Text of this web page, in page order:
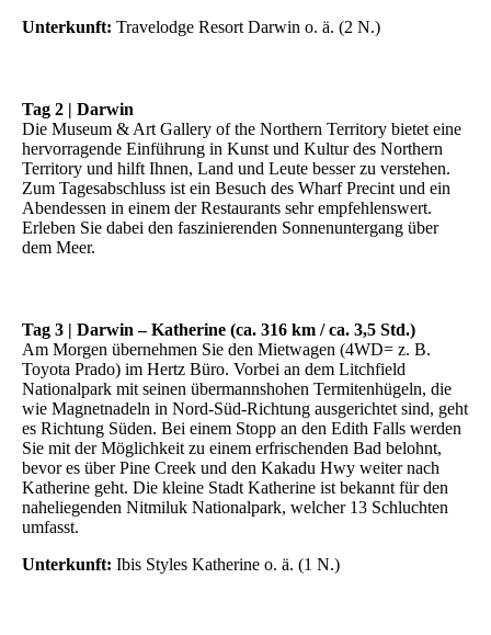
Unterkunft: Travelodge Resort Darwin o. ä. (2 N.)
Tag 2 | Darwin
Die Museum & Art Gallery of the Northern Territory bietet eine
hervorragende Einführung in Kunst und Kultur des Northern
Territory und hilft Ihnen, Land und Leute besser zu verstehen.
Zum Tagesabschluss ist ein Besuch des Wharf Precint und ein
Abendessen in einem der Restaurants sehr empfehlenswert.
Erleben Sie dabei den faszinierenden Sonnenuntergang über
dem Meer.
Tag 3 | Darwin – Katherine (ca. 316 km / ca. 3,5 Std.)
Am Morgen übernehmen Sie den Mietwagen (4WD= z. B.
Toyota Prado) im Hertz Büro. Vorbei an dem Litchfield
Nationalpark mit seinen übermannshohen Termitenhügeln, die
wie Magnetnadeln in Nord-Süd-Richtung ausgerichtet sind, geht
es Richtung Süden. Bei einem Stopp an den Edith Falls werden
Sie mit der Möglichkeit zu einem erfrischenden Bad belohnt,
bevor es über Pine Creek und den Kakadu Hwy weiter nach
Katherine geht. Die kleine Stadt Katherine ist bekannt für den
naheliegenden Nitmiluk Nationalpark, welcher 13 Schluchten
umfasst.
Unterkunft: Ibis Styles Katherine o. ä. (1 N.)